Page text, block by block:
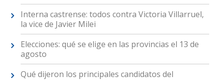
Interna castrense: todos contra Victoria Villarruel,
la vice de Javier Milei
Elecciones: qué se elige en las provincias el 13 de
agosto
Qué dijeron los principales candidatos del